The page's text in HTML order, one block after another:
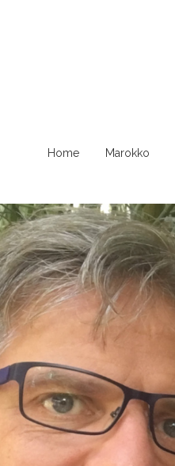
Home Marokko